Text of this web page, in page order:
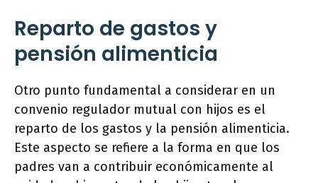
Reparto de gastos y
pensión alimenticia
Otro punto fundamental a considerar en un
convenio regulador mutual con hijos es el
reparto de los gastos y la pensión alimenticia.
Este aspecto se refiere a la forma en que los
padres van a contribuir económicamente al